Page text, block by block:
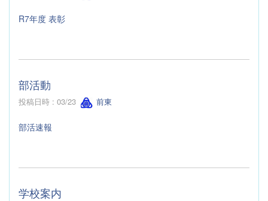
R7年度 表彰
部活動
投稿日時 : 03/23 前東
部活速報
学校案内